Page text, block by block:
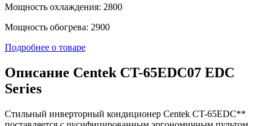
Мощность охлаждения: 2800
Мощность обогрева: 2900
Подробнее о товаре
Описание Centek CT-65EDC07 EDC
Series
Стильный инверторный кондиционер Centek CT-65EDC**